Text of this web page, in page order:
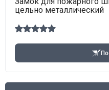
цельно металлический